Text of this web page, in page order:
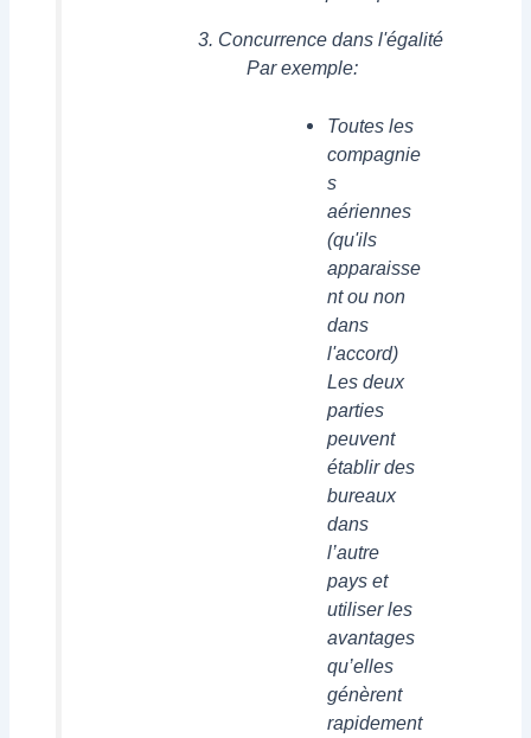
Concurrence dans l'égalité
Par exemple:
Toutes les
compagnie
s
aériennes
(qu'ils
apparaisse
nt ou non
dans
l'accord)
Les deux
parties
peuvent
établir des
bureaux
dans
l’autre
pays et
utiliser les
avantages
qu’elles
génèrent
rapidement